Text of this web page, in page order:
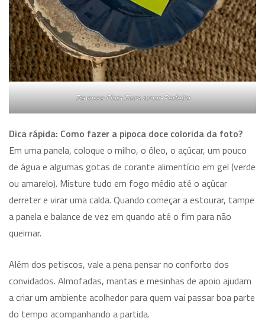
Travessa Flora Flora Amor-Perfeito
Dica rápida: Como fazer a pipoca doce colorida da foto?
Em uma panela, coloque o milho, o óleo, o açúcar, um pouco
de água e algumas gotas de corante alimentício em gel (verde
ou amarelo). Misture tudo em fogo médio até o açúcar
derreter e virar uma calda. Quando começar a estourar, tampe
a panela e balance de vez em quando até o fim para não
queimar.
Além dos petiscos, vale a pena pensar no conforto dos
convidados. Almofadas, mantas e mesinhas de apoio ajudam
a criar um ambiente acolhedor para quem vai passar boa parte
do tempo acompanhando a partida.